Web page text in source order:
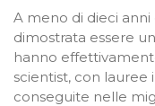
A meno di dieci anni
dimostrata essere
hanno
scientist, con lauree
conseguite nelle